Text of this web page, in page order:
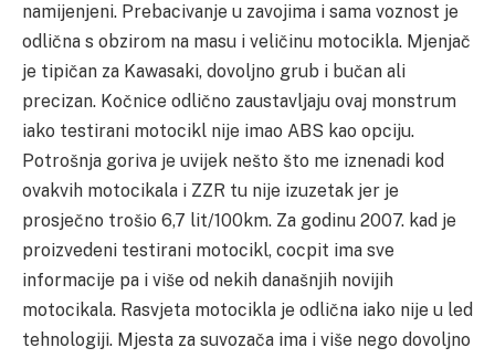
namijenjeni. Prebacivanje u zavojima i sama voznost je
odlična s obzirom na masu i veličinu motocikla. Mjenjač
je tipičan za Kawasaki, dovoljno grub i bučan ali
precizan. Kočnice odlično zaustavljaju ovaj monstrum
iako testirani motocikl nije imao ABS kao opciju.
Potrošnja goriva je uvijek nešto što me iznenadi kod
ovakvih motocikala i ZZR tu nije izuzetak jer je
prosječno trošio 6,7 lit/100km. Za godinu 2007. kad je
proizvedeni testirani motocikl, cocpit ima sve
informacije pa i više od nekih današnjih novijih
motocikala. Rasvjeta motocikla je odlična iako nije u led
tehnologiji. Mjesta za suvozača ima i više nego dovoljno